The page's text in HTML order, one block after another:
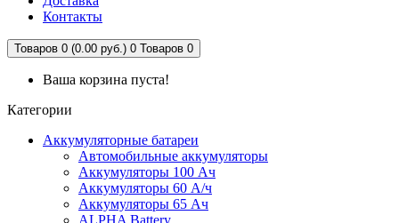
Контакты
Товаров 0 (0.00 руб.) 0 Товаров 0
Ваша корзина пуста!
Категории
Аккумуляторные батареи
Автомобильные аккумуляторы
Аккумуляторы 100 Ач
Аккумуляторы 60 А/ч
Аккумуляторы 65 Ач
ALPHA Battery